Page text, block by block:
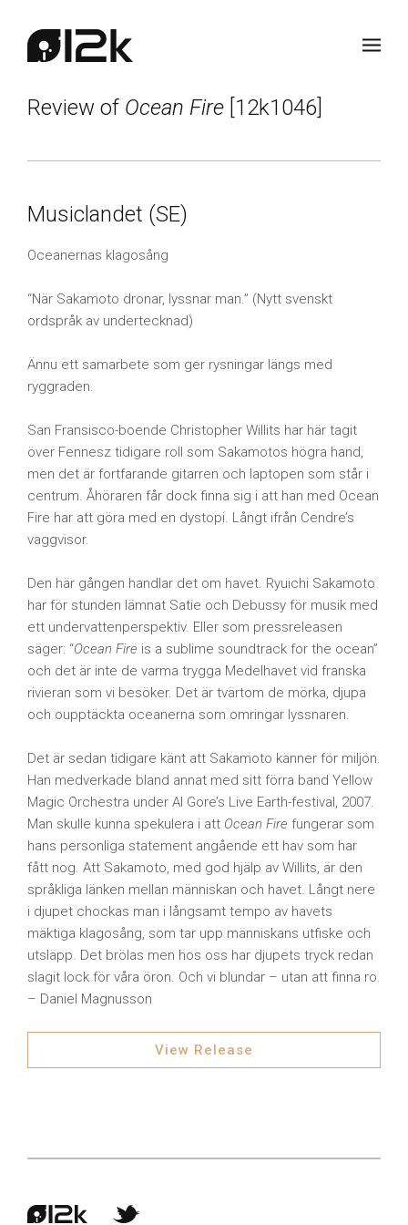
Review of Ocean Fire [12k1046]
Musiclandet (SE)
Oceanernas klagosång
“När Sakamoto dronar, lyssnar man.” (Nytt svenskt
ordspråk av undertecknad)
Ännu ett samarbete som ger rysningar längs med
ryggraden.
San Fransisco-boende Christopher Willits har här tagit
över Fennesz tidigare roll som Sakamotos högra hand,
men det är fortfarande gitarren och laptopen som står i
centrum. Åhöraren får dock finna sig i att han med Ocean
Fire har att göra med en dystopi. Långt ifrån Cendre’s
vaggvisor.
Den här gången handlar det om havet. Ryuichi Sakamoto
har för stunden lämnat Satie och Debussy för musik med
ett undervattenperspektiv. Eller som pressreleasen
säger: “Ocean Fire is a sublime soundtrack for the ocean”
och det är inte de varma trygga Medelhavet vid franska
rivieran som vi besöker. Det är tvärtom de mörka, djupa
och oupptäckta oceanerna som omringar lyssnaren.
Det är sedan tidigare känt att Sakamoto känner för miljön.
Han medverkade bland annat med sitt förra band Yellow
Magic Orchestra under Al Gore’s Live Earth-festival, 2007.
Man skulle kunna spekulera i att Ocean Fire fungerar som
hans personliga statement angående ett hav som har
fått nog. Att Sakamoto, med god hjälp av Willits, är den
språkliga länken mellan människan och havet. Långt nere
i djupet chockas man i långsamt tempo av havets
mäktiga klagosång, som tar upp människans utfiske och
utsläpp. Det brölas men hos oss har djupets tryck redan
slagit lock för våra öron. Och vi blundar – utan att finna ro.
– Daniel Magnusson
View Release